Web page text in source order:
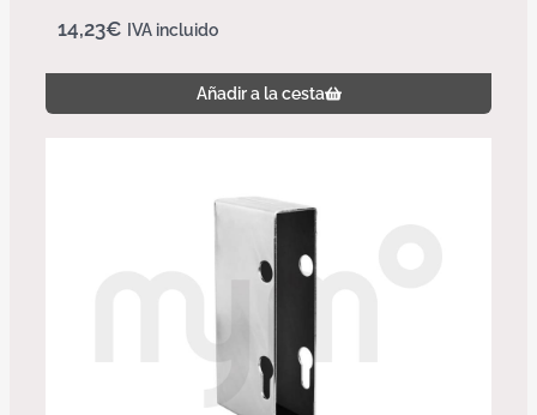
14,23€ IVA incluido
Añadir a la cesta